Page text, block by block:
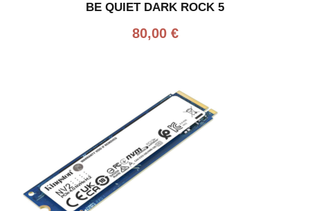
BE QUIET DARK ROCK 5
80,00 €